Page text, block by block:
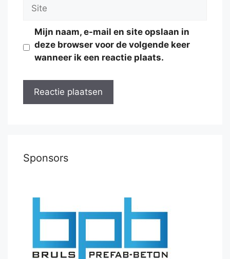
Site
Mijn naam, e-mail en site opslaan in
deze browser voor de volgende keer
wanneer ik een reactie plaats.
Sponsors